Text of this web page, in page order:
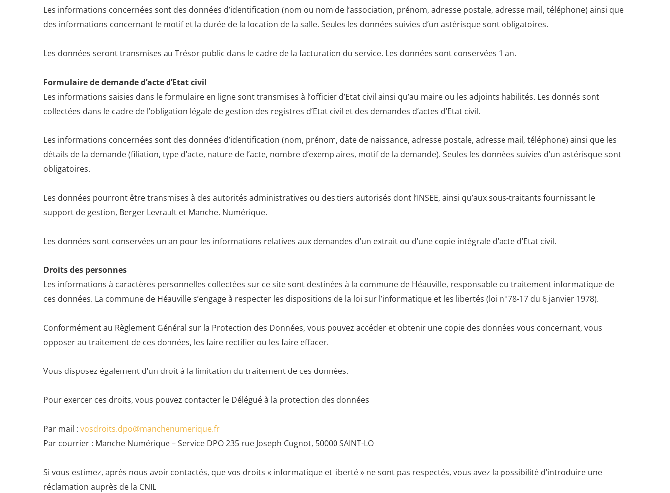
Les informations concernées sont des données d’identification (nom ou nom de l’association, prénom, adresse postale, adresse mail, téléphone) ainsi que
des informations concernant le motif et la durée de la location de la salle. Seules les données suivies d’un astérisque sont obligatoires.
Les données seront transmises au Trésor public dans le cadre de la facturation du service. Les données sont conservées 1 an.
Formulaire de demande d’acte d’Etat civil
Les informations saisies dans le formulaire en ligne sont transmises à l’officier d’Etat civil ainsi qu’au maire ou les adjoints habilités. Les donnés sont
collectées dans le cadre de l’obligation légale de gestion des registres d’Etat civil et des demandes d’actes d’Etat civil.
Les informations concernées sont des données d’identification (nom, prénom, date de naissance, adresse postale, adresse mail, téléphone) ainsi que les
détails de la demande (filiation, type d’acte, nature de l’acte, nombre d’exemplaires, motif de la demande). Seules les données suivies d’un astérisque sont
obligatoires.
Les données pourront être transmises à des autorités administratives ou des tiers autorisés dont l’INSEE, ainsi qu’aux sous-traitants fournissant le
support de gestion, Berger Levrault et Manche. Numérique.
Les données sont conservées un an pour les informations relatives aux demandes d’un extrait ou d’une copie intégrale d’acte d’Etat civil.
Droits des personnes
Les informations à caractères personnelles collectées sur ce site sont destinées à la commune de Héauville, responsable du traitement informatique de
ces données. La commune de Héauville s’engage à respecter les dispositions de la loi sur l’informatique et les libertés (loi n°78-17 du 6 janvier 1978).
Conformément au Règlement Général sur la Protection des Données, vous pouvez accéder et obtenir une copie des données vous concernant, vous
opposer au traitement de ces données, les faire rectifier ou les faire effacer.
Vous disposez également d’un droit à la limitation du traitement de ces données.
Pour exercer ces droits, vous pouvez contacter le Délégué à la protection des données
Par mail : vosdroits.dpo@manchenumerique.fr
Par courrier : Manche Numérique – Service DPO 235 rue Joseph Cugnot, 50000 SAINT-LO
Si vous estimez, après nous avoir contactés, que vos droits « informatique et liberté » ne sont pas respectés, vous avez la possibilité d’introduire une
réclamation auprès de la CNIL